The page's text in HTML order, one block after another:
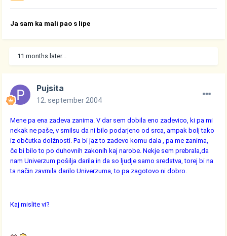
Ja sam ka mali pao s lipe
11 months later...
Pujsita
12. september 2004
Mene pa ena zadeva zanima. V dar sem dobila eno zadevico, ki pa mi
nekak ne paše, v smilsu da ni bilo podarjeno od srca, ampak bolj tako
iz občutka dolžnosti. Pa bi jaz to zadevo komu dala , pa me zanima,
če bi bilo to po duhovnih zakonih kaj narobe. Nekje sem prebrala,da
nam Univerzum pošilja darila in da so ljudje samo sredstva, torej bi na
ta način zavrnila darilo Univerzuma, to pa zagotovo ni dobro.
Kaj mislite vi?